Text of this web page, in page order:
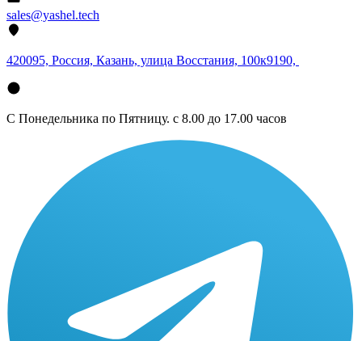
sales@yashel.tech
420095, Россия, Казань, улица Восстания, 100к9190,
С Понедельника по Пятницу. с 8.00 до 17.00 часов